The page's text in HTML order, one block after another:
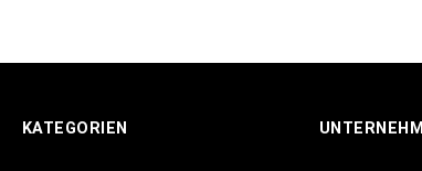
KATEGORIEN